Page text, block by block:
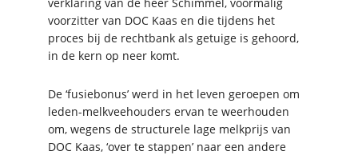
voorzitter van DOC Kaas en die tijdens het
proces bij de rechtbank als getuige is gehoord,
in de kern op neer komt.
De ‘fusiebonus’ werd in het leven geroepen om
leden-melkveehouders ervan te weerhouden
om, wegens de structurele lage melkprijs van
DOC Kaas, ‘over te stappen’ naar een andere